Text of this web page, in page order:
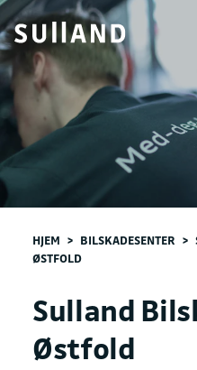
HJEM > BILSKADESENTER >
ØSTFOLD
Sulland
Østfold